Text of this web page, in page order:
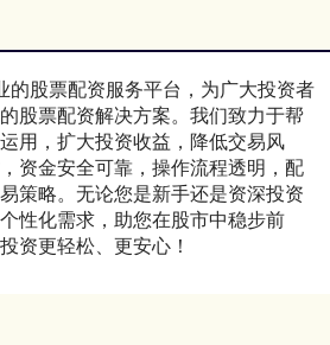
的股票配资服务平台，为广大投资者
股票配资解决方案。我们致力于帮
用，扩大投资收益，降低交易风
资金安全可靠，操作流程透明，配
策略。无论您是新手还是资深投资
性化需求，助您在股市中稳步前
资更轻松、更安心！